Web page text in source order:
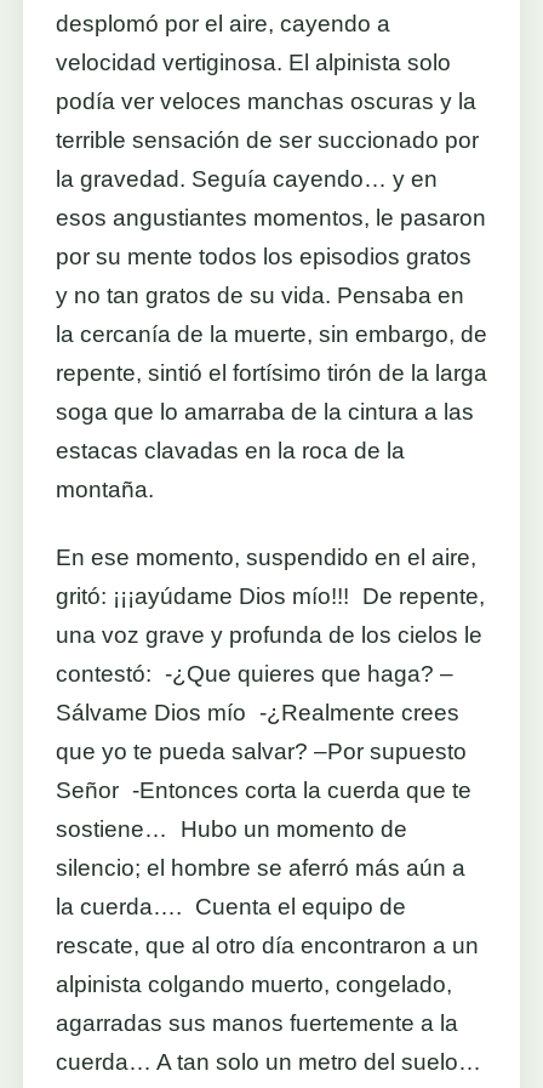
desplomó por el aire, cayendo a
velocidad vertiginosa. El alpinista solo
podía ver veloces manchas oscuras y la
terrible sensación de ser succionado por
la gravedad. Seguía cayendo… y en
esos angustiantes momentos, le pasaron
por su mente todos los episodios gratos
y no tan gratos de su vida. Pensaba en
la cercanía de la muerte, sin embargo, de
repente, sintió el fortísimo tirón de la larga
soga que lo amarraba de la cintura a las
estacas clavadas en la roca de la
montaña.
En ese momento, suspendido en el aire,
gritó: ¡¡¡ayúdame Dios mío!!! De repente,
una voz grave y profunda de los cielos le
contestó: -¿Que quieres que haga? –
Sálvame Dios mío -¿Realmente crees
que yo te pueda salvar? –Por supuesto
Señor -Entonces corta la cuerda que te
sostiene… Hubo un momento de
silencio; el hombre se aferró más aún a
la cuerda…. Cuenta el equipo de
rescate, que al otro día encontraron a un
alpinista colgando muerto, congelado,
agarradas sus manos fuertemente a la
cuerda… A tan solo un metro del suelo…